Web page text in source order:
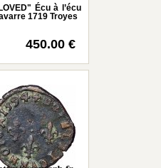
Écu à l’écu
1719 Troyes
450.00 €